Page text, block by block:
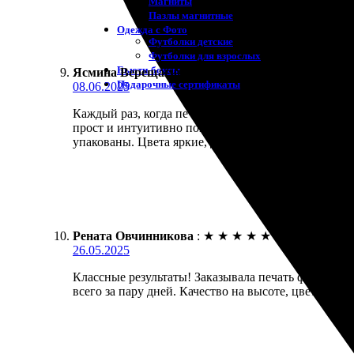
Пазлы магнитные
Одежда с Фото
Футболки детские
Футболки для взрослых
Бьюти-боксы
Подарочные сертификаты
Ясмина Верещагина
08.06.2025
Каждый раз, когда печатаю фотографии, получаю
прост и интуитивно понятен, ничего лишнего.
упакованы. Цвета яркие, детали четкие – всё как и
Рената Овчинникова : ★ ★ ★ ★ ★
26.05.2025
Классные результаты! Заказывала печать фото
всего за пару дней. Качество на высоте, цвета